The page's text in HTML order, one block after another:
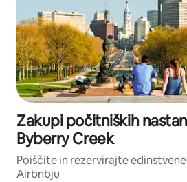
Zakupi počitniških
Byberry Creek
Poiščite in rezervirajte
Airbnbju